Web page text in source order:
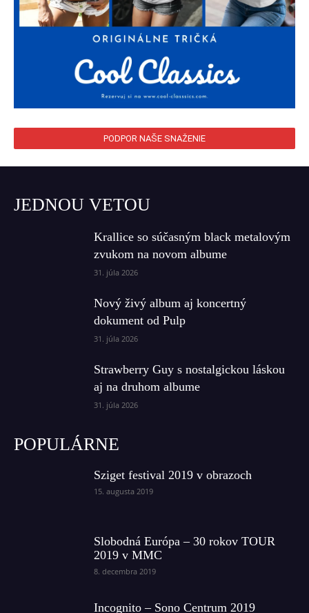
PODPOR NAŠE SNAŽENIE
JEDNOU VETOU
Krallice so súčasným black metalovým
zvukom na novom albume
31. júla 2026
Nový živý album aj koncertný
dokument od Pulp
31. júla 2026
Strawberry Guy s nostalgickou láskou
aj na druhom albume
31. júla 2026
POPULÁRNE
Sziget festival 2019 v obrazoch
15. augusta 2019
Slobodná Európa – 30 rokov TOUR
2019 v MMC
8. decembra 2019
Incognito – Sono Centrum 2019